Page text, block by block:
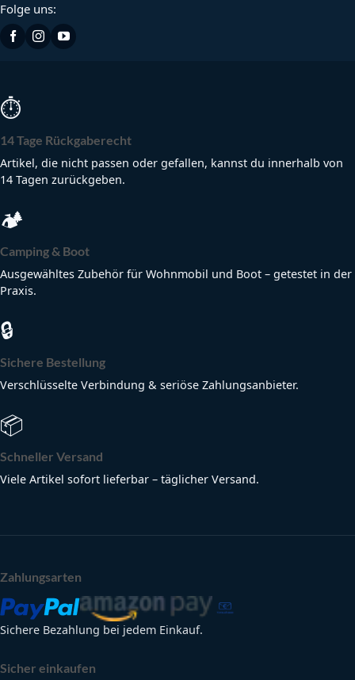
Folge uns:
⏱
14 Tage Rückgaberecht
Artikel, die nicht passen oder gefallen, kannst du innerhalb von
14 Tagen zurückgeben.
🏕
Camping & Boot
Ausgewähltes Zubehör für Wohnmobil und Boot – getestet in der
Praxis.
🔒
Sichere Bestellung
Verschlüsselte Verbindung & seriöse Zahlungsanbieter.
📦
Schneller Versand
Viele Artikel sofort lieferbar – täglicher Versand.
Zahlungsarten
Sichere Bezahlung bei jedem Einkauf.
Sicher einkaufen